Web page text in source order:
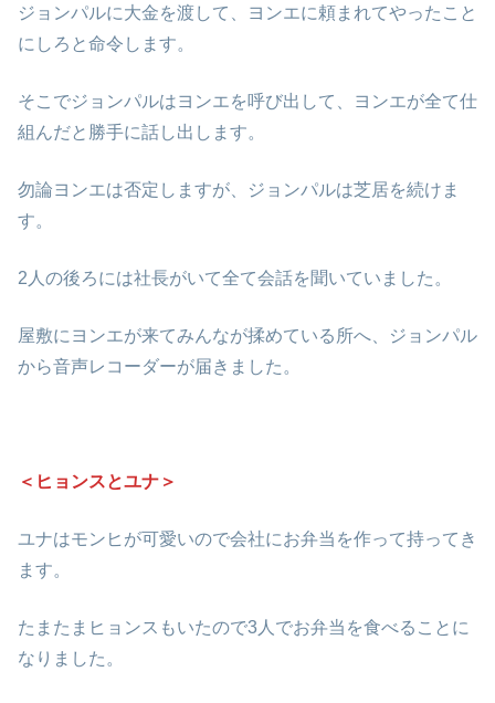
ジョンパルに大金を渡して、ヨンエに頼まれてやったこと
にしろと命令します。
そこでジョンパルはヨンエを呼び出して、ヨンエが全て仕
組んだと勝手に話し出します。
勿論ヨンエは否定しますが、ジョンパルは芝居を続けま
す。
2人の後ろには社長がいて全て会話を聞いていました。
屋敷にヨンエが来てみんなが揉めている所へ、ジョンパル
から音声レコーダーが届きました。
＜ヒョンスとユナ＞
ユナはモンヒが可愛いので会社にお弁当を作って持ってき
ます。
たまたまヒョンスもいたので3人でお弁当を食べることに
なりました。